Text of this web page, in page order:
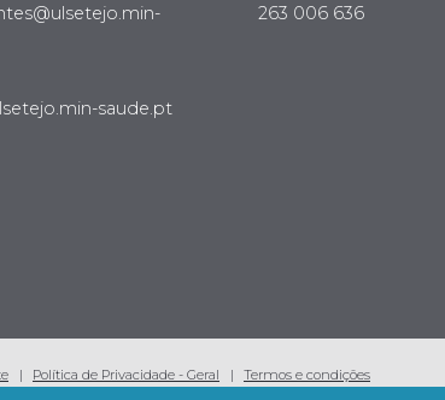
saude.pt
263 006 636
Política de Privacidade - Geral Termos e condições